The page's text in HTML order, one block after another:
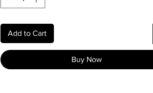
Add to Cart
Buy Now